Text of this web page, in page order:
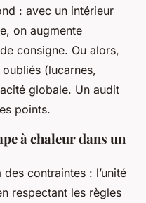
: avec un intérieur
on augmente
consigne. Ou alors,
(lucarnes,
globale. Un audit
points.
à chaleur dans un
contraintes : l’unité
respectant les règles